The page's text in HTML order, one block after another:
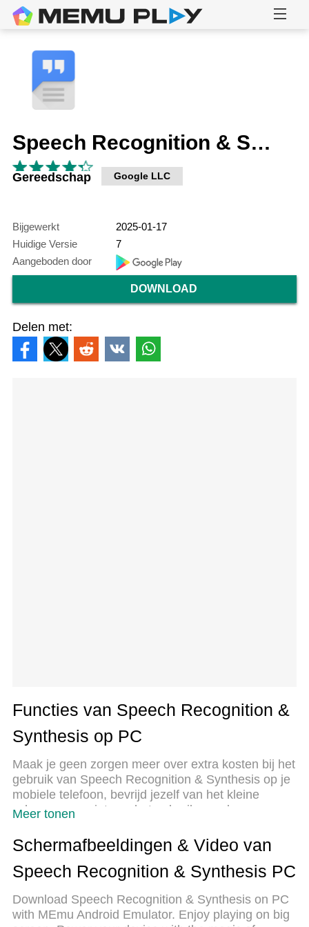
Speech Recognition & Synthesis
Gereedschap Google LLC
Bijgewerkt
2025-01-17
Huidige Versie
7
Aangeboden door
DOWNLOAD
Delen met:
Functies van Speech Recognition &
Synthesis op PC
Maak je geen zorgen meer over extra kosten bij het
gebruik van Speech Recognition & Synthesis op je
mobiele telefoon, bevrijd jezelf van het kleine
scherm en geniet van het gebruik van de app op
volledige schermervaring van je app met
toetsenbord en muis. MEmu biedt je alle
verrassende functies die je verwachtte: snelle
besturing, geen beperkingen meer van batterij,
mobiele data en storende oproepen. De
Meer tonen
Schermafbeeldingen & Video van
Speech Recognition & Synthesis PC
Download Speech Recognition & Synthesis on PC
with MEmu Android Emulator. Enjoy playing on big